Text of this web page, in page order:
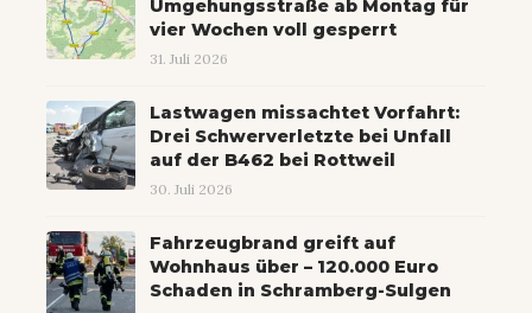
Umgehungsstraße ab Montag für
vier Wochen voll gesperrt
31. Juli 2026
Lastwagen missachtet Vorfahrt:
Drei Schwerverletzte bei Unfall
auf der B462 bei Rottweil
30. Juli 2026
Fahrzeugbrand greift auf
Wohnhaus über – 120.000 Euro
Schaden in Schramberg-Sulgen